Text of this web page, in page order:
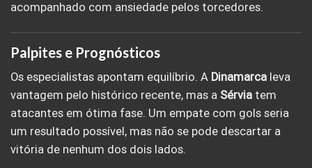
acompanhado com ansiedade pelos torcedores.
Palpites e Prognósticos
Os especialistas apontam equilíbrio. A Dinamarca leva
vantagem pelo histórico recente, mas a Sérvia tem
atacantes em ótima fase. Um empate com gols seria
um resultado possível, mas não se pode descartar a
vitória de nenhum dos dois lados.